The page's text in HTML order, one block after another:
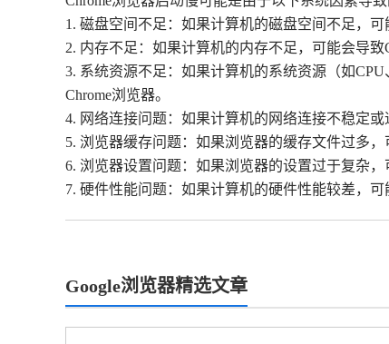
1. 磁盘空间不足：如果计算机的磁盘空间不足，
2. 内存不足：如果计算机的内存不足，可能会导
3. 系统资源不足：如果计算机的系统资源（如
Chrome浏览器。
4. 网络连接问题：如果计算机的网络连接不稳定
5. 浏览器缓存问题：如果浏览器的缓存文件过多
6. 浏览器设置问题：如果浏览器的设置过于复杂
7. 硬件性能问题：如果计算机的硬件性能较差，
Google浏览器精选文章